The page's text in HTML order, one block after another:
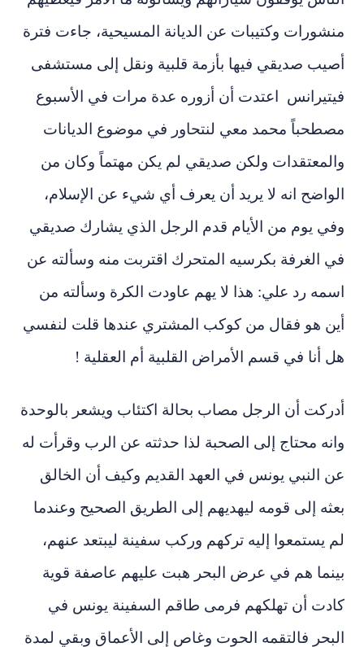
منشورات وكتيبات عن الديانة المسيحية، جاءت فترة
أصيب صديقي فيها بأزمة قلبية ونقل إلى مستشفى
فيتيرانس اعتدت أن أزوره عدة مرات في الأسبوع
مصطحباً محمد معي لنتحاور في موضوع الديانات
والمعتقدات ولكن صديقي لم يكن مهتماً وكان من
الواضح انه لا يريد أن يعرف أي شيء عن الإسلام،
وفي يوم من الأيام قدم الرجل الذي يشارك صديقي
في الغرفة بكرسيه المتحرك اقتربت منه وسألته عن
اسمه رد علي: هذا لا يهم عاودت الكرة وسألته من
أين هو فقال من كوكب المشتري عندها قلت لنفسي
هل أنا في قسم الأمراض القلبية أم العقلية !
أدركت أن الرجل مصاب بحالة اكتئاب ويشعر بالوحدة
وانه محتاج إلى الصحبة لذا حدثته عن الرب وقرأت له
عن النبي يونس في العهد القديم وكيف أن الخالق
بعثه إلى قومه ليهديهم إلى الطريق الصحيح وعندما
لم يستمعوا إليه تركهم وركب سفينة ليبتعد عنهم،
بينما هم في عرض البحر هبت عليهم عاصفة قوية
كادت أن تهلكهم فرمى طاقم السفينة يونس في
البحر فالتقمه الحوت وغاص إلى الأعماق وبقي لمدة